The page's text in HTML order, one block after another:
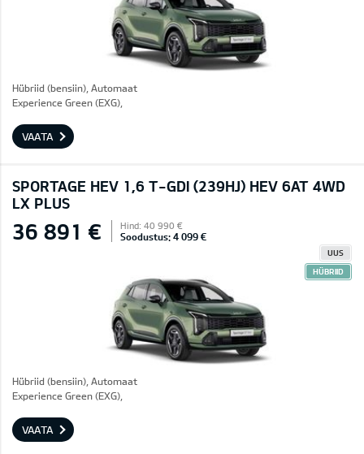
Hübriid (bensiin), Automaat
Experience Green (EXG),
VAATA
SPORTAGE HEV 1,6 T-GDI (239HJ) HEV 6AT 4WD
LX PLUS
36 891 € Hind: 40 990 €
Soodustus: 4 099 €
UUS
HÜBRIID
Hübriid (bensiin), Automaat
Experience Green (EXG),
VAATA